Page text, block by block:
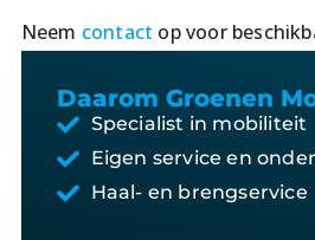
Neem contact op voor
Daarom Groenen
Specialist in mobiliteit
Eigen service en
Haal- en brengservice